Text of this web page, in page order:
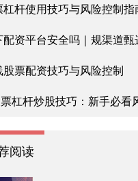
杠杆使用技巧与风险控制指
配资平台安全吗｜规渠道甄
股票配资技巧与风险控制
杠杆炒股技巧：新手必看
阅读